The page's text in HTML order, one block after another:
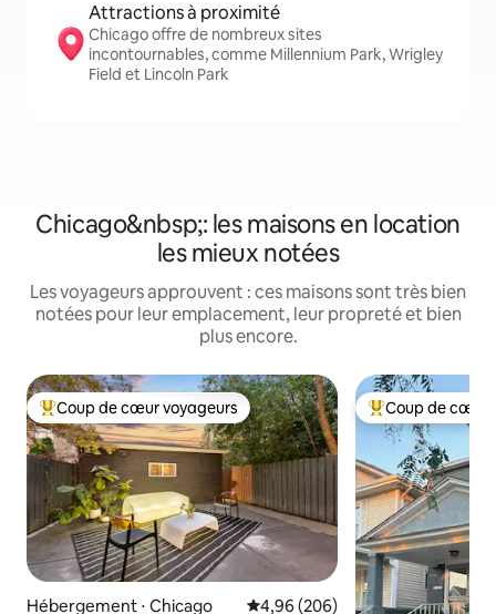
Attractions à proximité
Chicago offre de nombreux sites
incontournables, comme Millennium Park, Wrigley
Field et Lincoln Park
Chicago&nbsp;: les maisons en location
les mieux notées
Les voyageurs approuvent : ces maisons sont très bien
notées pour leur emplacement, leur propreté et bien
plus encore.
Coups de cœur voyageurs les plus appréciés
Coup de cœur voyageurs
Hébergement ⋅ Chicago Évaluation moyenne sur la
4,96 (206)
Coups de cœur
Coup de cœur